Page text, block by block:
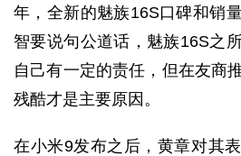
年，全新的魅族16S口碑和销
智要说句公道话，魅族16S之
自己有一定的责任，但在友商
残酷才是主要原因。
在小米9发布之后，黄章对其